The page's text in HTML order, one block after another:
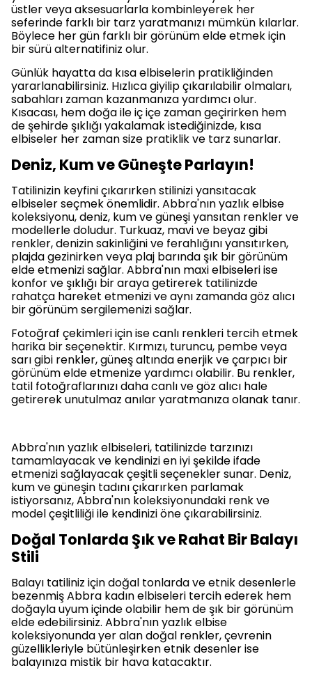
üstler veya aksesuarlarla kombinleyerek her
seferinde farklı bir tarz yaratmanızı mümkün kılarlar.
Böylece her gün farklı bir görünüm elde etmek için
bir sürü alternatifiniz olur.
Günlük hayatta da kısa elbiselerin pratikliğinden
yararlanabilirsiniz. Hızlıca giyilip çıkarılabilir olmaları,
sabahları zaman kazanmanıza yardımcı olur.
Kısacası, hem doğa ile iç içe zaman geçirirken hem
de şehirde şıklığı yakalamak istediğinizde, kısa
elbiseler her zaman size pratiklik ve tarz sunarlar.
Deniz, Kum ve Güneşte Parlayın!
Tatilinizin keyfini çıkarırken stilinizi yansıtacak
elbiseler seçmek önemlidir. Abbra'nın yazlık elbise
koleksiyonu, deniz, kum ve güneşi yansıtan renkler ve
modellerle doludur. Turkuaz, mavi ve beyaz gibi
renkler, denizin sakinliğini ve ferahlığını yansıtırken,
plajda gezinirken veya plaj barında şık bir görünüm
elde etmenizi sağlar. Abbra'nın maxi elbiseleri ise
konfor ve şıklığı bir araya getirerek tatilinizde
rahatça hareket etmenizi ve aynı zamanda göz alıcı
bir görünüm sergilemenizi sağlar.
Fotoğraf çekimleri için ise canlı renkleri tercih etmek
harika bir seçenektir. Kırmızı, turuncu, pembe veya
sarı gibi renkler, güneş altında enerjik ve çarpıcı bir
görünüm elde etmenize yardımcı olabilir. Bu renkler,
tatil fotoğraflarınızı daha canlı ve göz alıcı hale
getirerek unutulmaz anılar yaratmanıza olanak tanır.
Abbra'nın yazlık elbiseleri, tatilinizde tarzınızı
tamamlayacak ve kendinizi en iyi şekilde ifade
etmenizi sağlayacak çeşitli seçenekler sunar. Deniz,
kum ve güneşin tadını çıkarırken parlamak
istiyorsanız, Abbra'nın koleksiyonundaki renk ve
model çeşitliliği ile kendinizi öne çıkarabilirsiniz.
Doğal Tonlarda Şık ve Rahat Bir Balayı
Stili
Balayı tatiliniz için doğal tonlarda ve etnik desenlerle
bezenmiş Abbra kadın elbiseleri tercih ederek hem
doğayla uyum içinde olabilir hem de şık bir görünüm
elde edebilirsiniz. Abbra'nın yazlık elbise
koleksiyonunda yer alan doğal renkler, çevrenin
güzellikleriyle bütünleşirken etnik desenler ise
balayınıza mistik bir hava katacaktır.